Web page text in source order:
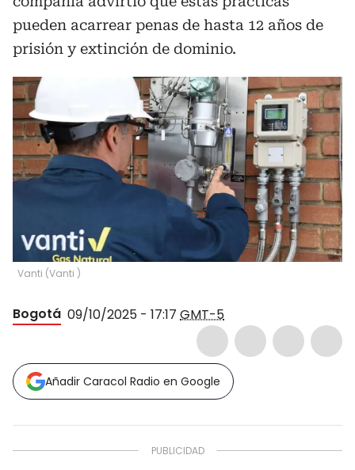
pueden acarrear penas de hasta 12 años de
prisión y extinción de dominio.
Vanti (Vanti )
Bogotá 09/10/2025 - 17:17 GMT-5
Añadir Caracol Radio en Google